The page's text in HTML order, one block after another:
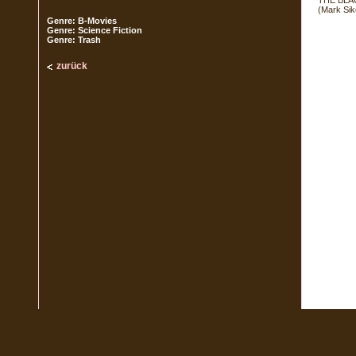
Genre: B-Movies
Genre: Science Fiction
Genre: Trash
zurück
(Mark